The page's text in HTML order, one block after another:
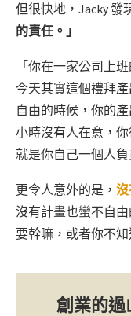
但很快地，Jacky 發
的責任。」
「你在一家公司上
今天其實這個禮拜
自由的時候，你的
小時沒有人在意，
就是你自己一個人負
更令人意外的是，
沒有計畫也蠻不自
要幹嘛，或者你不知
創業的